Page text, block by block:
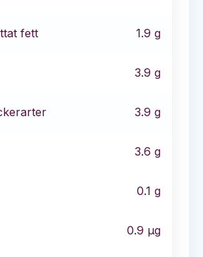
fett 1.9 g
3.9 g
3.9 g
3.6 g
0.1 g
0.9 µg